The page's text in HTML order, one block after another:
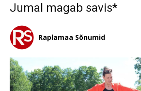
Jumal magab savis*
Raplamaa Sõnumid